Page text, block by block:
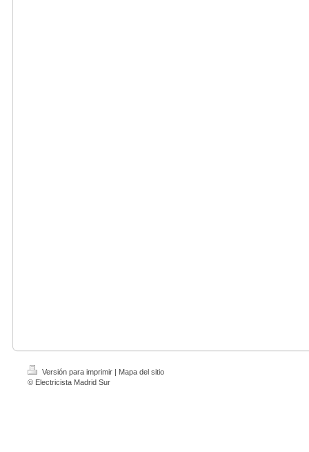
Versión para imprimir | Mapa del sitio
© Electricista Madrid Sur